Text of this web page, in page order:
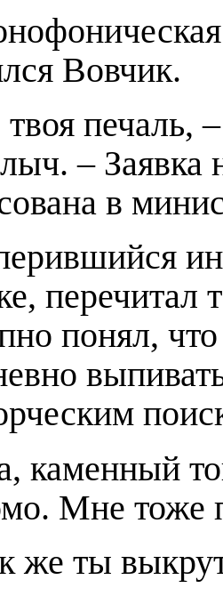
Вовчик.
печаль,
– Заявка
в
перечитал
понял,
каменный
Мне тоже
же ты